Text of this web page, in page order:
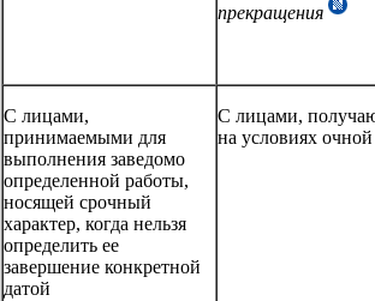
прекращения
С лицами,
принимаемыми для
выполнения заведомо
определенной работы,
носящей срочный
характер, когда нельзя
определить ее
завершение конкретной
датой
С лицами,
на условиях